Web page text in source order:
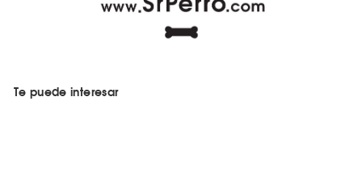
Te puede interesar